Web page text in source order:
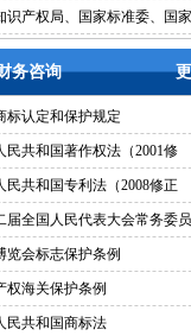
识产权局、国家标准委、国
务咨询
标认定和保护规定
民共和国著作权法（2001修
民共和国专利法（2008修正
届全国人民代表大会常务委
览会标志保护条例
权海关保护条例
民共和国商标法